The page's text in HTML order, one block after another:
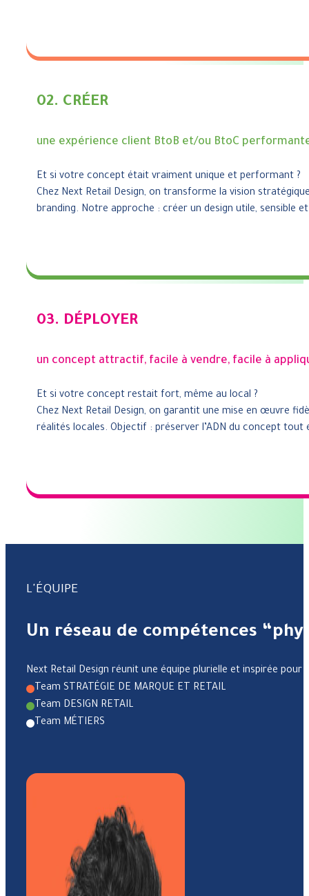
02. CRÉER
une expérience client BtoB et/ou BtoC
Et si votre concept était vraiment unique et performant ?
Chez Next Retail Design, on transforme la vision
branding. Notre approche : créer un design utile, sensible
03. DÉPLOYER
un concept attractif, facile à vendre, facile à
Et si votre concept restait fort, même au local ?
Chez Next Retail Design, on garantit une mise en œuvre
réalités locales. Objectif : préserver l’ADN du concept
L'ÉQUIPE
Un réseau de compétences
Next Retail Design réunit une équipe plurielle et inspirée
Team STRATÉGIE DE MARQUE ET RETAIL
Team DESIGN RETAIL
Team MÉTIERS